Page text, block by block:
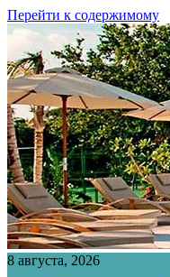
Перейти к содержимому
8 августа, 2026